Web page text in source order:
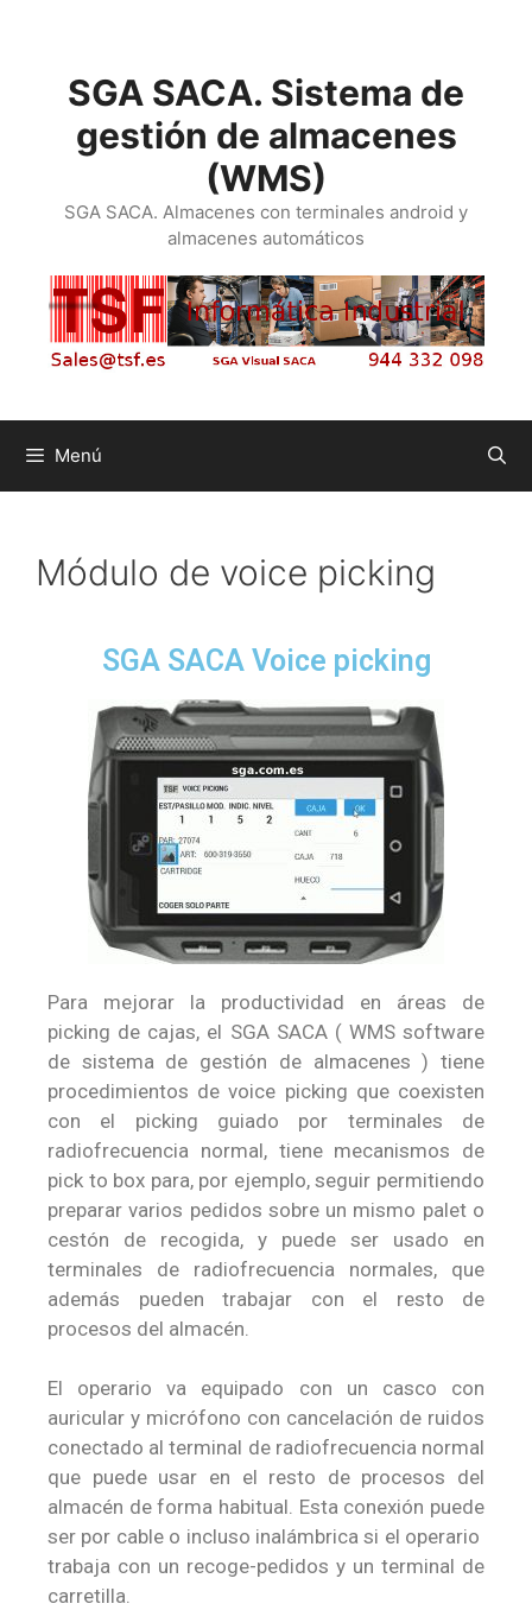
SGA SACA. Sistema de
gestión de almacenes
(WMS)
SGA SACA. Almacenes con terminales android y
almacenes automáticos
Menú
Módulo de voice picking
SGA SACA Voice picking
Para mejorar la productividad en áreas de
picking de cajas, el SGA SACA ( WMS software
de sistema de gestión de almacenes ) tiene
procedimientos de voice picking que coexisten
con el picking guiado por terminales de
radiofrecuencia normal, tiene mecanismos de
pick to box para, por ejemplo, seguir permitiendo
preparar varios pedidos sobre un mismo palet o
cestón de recogida, y puede ser usado en
terminales de radiofrecuencia normales, que
además pueden trabajar con el resto de
procesos del almacén.
El operario va equipado con un casco con
auricular y micrófono con cancelación de ruidos
conectado al terminal de radiofrecuencia normal
que puede usar en el resto de procesos del
almacén de forma habitual. Esta conexión puede
ser por cable o incluso inalámbrica si el operario
trabaja con un recoge-pedidos y un terminal de
carretilla.